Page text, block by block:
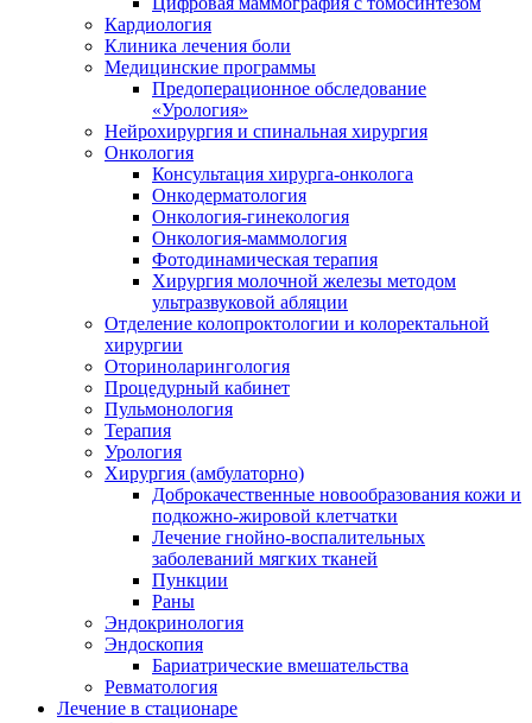
Кардиология
Клиника лечения боли
Медицинские программы
Предоперационное обследование
«Урология»
Нейрохирургия и спинальная хирургия
Онкология
Консультация хирурга-онколога
Онкодерматология
Онкология-гинекология
Онкология-маммология
Фотодинамическая терапия
Хирургия молочной железы методом
ультразвуковой абляции
Отделение колопроктологии и колоректальной
хирургии
Оториноларингология
Процедурный кабинет
Пульмонология
Терапия
Урология
Хирургия (амбулаторно)
Доброкачественные новообразования кожи и
подкожно-жировой клетчатки
Лечение гнойно-воспалительных
заболеваний мягких тканей
Пункции
Раны
Эндокринология
Эндоскопия
Бариатрические вмешательства
Ревматология
Лечение в стационаре